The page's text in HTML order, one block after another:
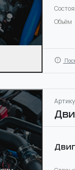
Объём